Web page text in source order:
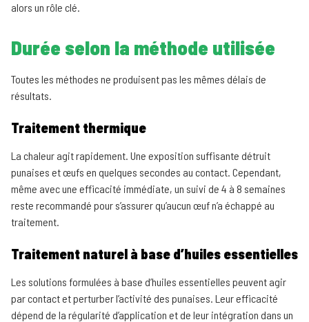
alors un rôle clé.
Durée selon la méthode utilisée
Toutes les méthodes ne produisent pas les mêmes délais de
résultats.
Traitement thermique
La chaleur agit rapidement. Une exposition suffisante détruit
punaises et œufs en quelques secondes au contact. Cependant,
même avec une efficacité immédiate, un suivi de 4 à 8 semaines
reste recommandé pour s’assurer qu’aucun œuf n’a échappé au
traitement.
Traitement naturel à base d’huiles essentielles
Les solutions formulées à base d’huiles essentielles peuvent agir
par contact et perturber l’activité des punaises. Leur efficacité
dépend de la régularité d’application et de leur intégration dans un